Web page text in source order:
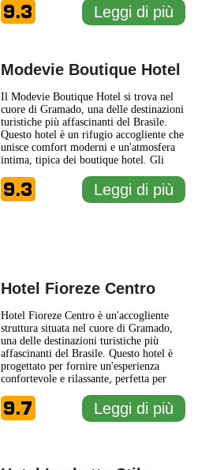
della città. Gli ospiti possono godere di
una varietà di servizi pensati per
9.3 Leggi di più
Modevie Boutique Hotel
Il Modevie Boutique Hotel si trova nel
cuore di Gramado, una delle destinazioni
turistiche più affascinanti del Brasile.
Questo hotel è un rifugio accogliente che
unisce comfort moderni e un'atmosfera
intima, tipica dei boutique hotel. Gli
elegante e curata nei minimi dettagli,
con ambienti che riflettono un design
9.3 Leggi di più
Hotel Fioreze Centro
Hotel Fioreze Centro è un'accogliente
struttura situata nel cuore di Gramado,
una delle destinazioni turistiche più
affascinanti del Brasile. Questo hotel è
progettato per fornire un'esperienza
confortevole e rilassante, perfetta per
meraviglie della regione. Gli ospiti
possono godere di camere arredate con
9.7 Leggi di più